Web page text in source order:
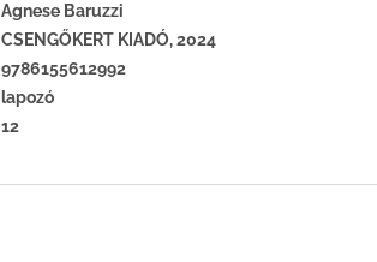
Agnese Baruzzi
CSENGŐKERT KIADÓ, 2024
9786155612992
lapozó
12